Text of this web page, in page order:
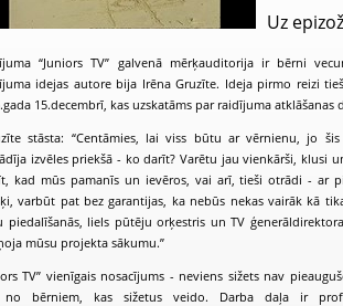
Uz
“Juniors TV” galvenā mērķauditorija ir bērni
idejas autore bija Irēna Gruzīte. Ideja pirmo reizi
15.decembrī, kas uzskatāms par raidījuma atklāšanas
stāsta: “Centāmies, lai viss būtu ar vērnienu, jo
izvēles priekšā - ko darīt? Varētu jau vienkārši, klusi
kad mūs pamanīs un ievēros, vai arī, tieši otrādi - ar
varbūt pat bez garantijas, ka nebūs nekas vairāk kā
piedalīšanās, liels pūtēju orķestris un TV
mūsu projekta sākumu.”
TV” vienīgais nosacījums - neviens sižets nav
no bērniem, kas sižetus veido. Darba daļa ir